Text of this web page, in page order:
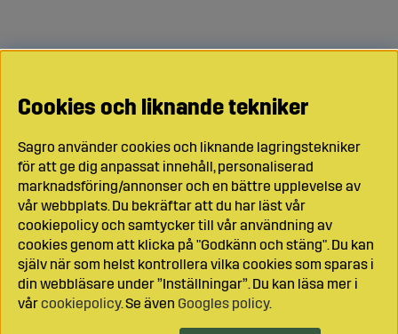
Cookies och liknande tekniker
Sagro använder cookies och liknande lagringstekniker
för att ge dig anpassat innehåll, personaliserad
marknadsföring/annonser och en bättre upplevelse av
vår webbplats. Du bekräftar att du har läst vår
cookiepolicy och samtycker till vår användning av
cookies genom att klicka på "Godkänn och stäng". Du kan
själv när som helst kontrollera vilka cookies som sparas i
din webbläsare under ”Inställningar”. Du kan läsa mer i
vårcookiepolicy. Se även Googles policy.